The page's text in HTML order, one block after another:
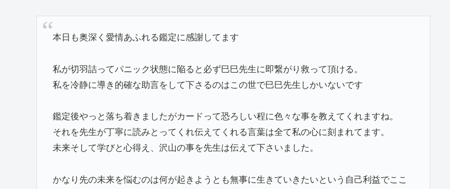
本日も奥深く愛情あふれる鑑定に感謝してます
私が切羽詰ってパニック状態に陥ると必ず巳巳先生に即繋がり救って頂ける。
私を冷静に導き的確な助言をして下さるのはこの世で巳巳先生しかいないです
鑑定後やっと落ち着きましたがカードって恐ろしい程に色々な事を教えてくれますね。
それを先生が丁寧に読みとってくれ伝えてくれる言葉は全て私の心に刻まれてます。
未来そして学びと心得え、沢山の事を先生は伝えて下さいました。
かなり先の未来を悩むのは何が起きようとも無事に生きていきたいという自己利益でここ